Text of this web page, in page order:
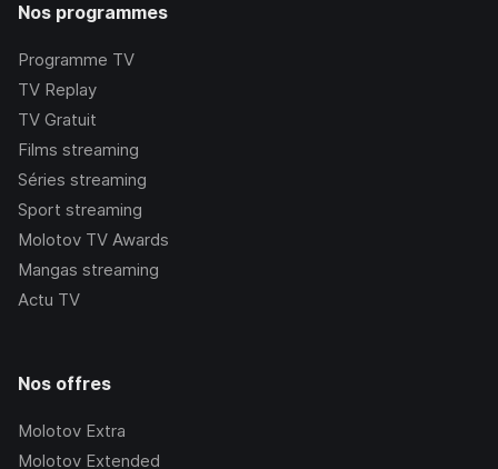
Nos programmes
Programme TV
TV Replay
TV Gratuit
Films streaming
Séries streaming
Sport streaming
Molotov TV Awards
Mangas streaming
Actu TV
Nos offres
Molotov Extra
Molotov Extended